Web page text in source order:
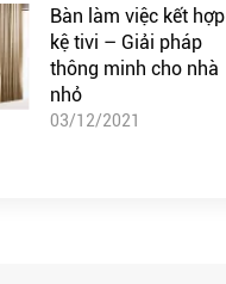
Bàn làm việc kết hợp
kệ tivi – Giải pháp
thông minh cho nhà
nhỏ
03/12/2021